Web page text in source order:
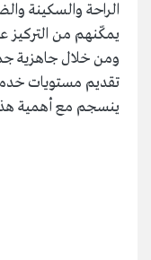
الراحة والسكينة
يمكّنهم من التركيز
ومن خلال جاهزية
تقديم مستويات
ينسجم مع أهمية